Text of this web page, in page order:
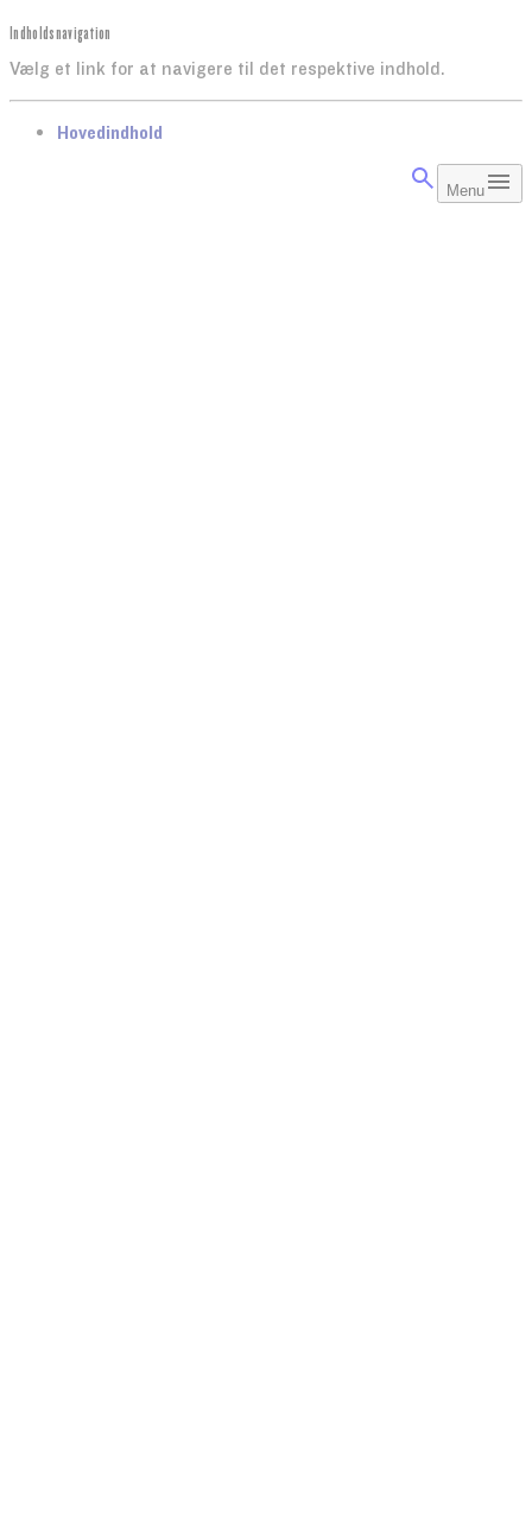
Indholdsnavigation
Vælg et link for at navigere til det respektive indhold.
gå til
Hovedindhold
Menu